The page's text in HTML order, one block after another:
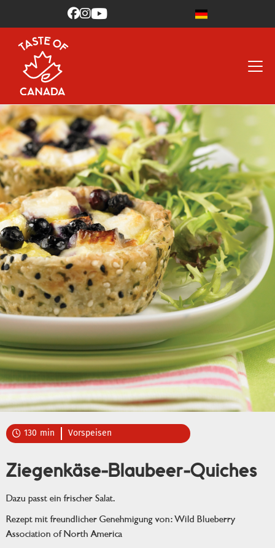

 130 min Vorspeisen
Ziegenkäse-Blaubeer-Quiches
Dazu passt ein frischer Salat.
Rezept mit freundlicher Genehmigung von: Wild Blueberry
Association of North America